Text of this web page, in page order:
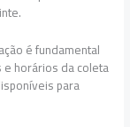
é fundamental
horários da coleta
para